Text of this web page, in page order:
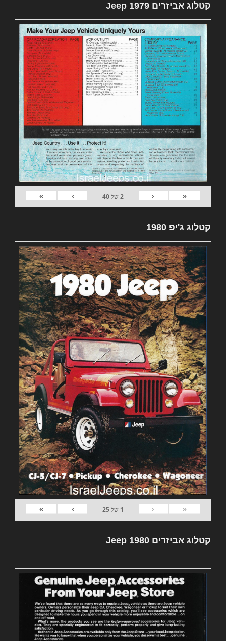
קטלוג אביזרים 1979 Jeep
«
‹
2של40
›
»
קטלוג ג'יפ 1980
«
‹
1 של25
›
»
קטלוג אביזרים Jeep 1980